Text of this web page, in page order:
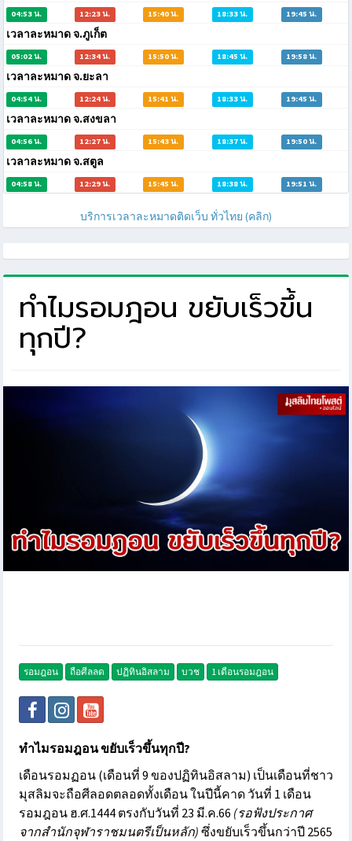
04:53 น. 12:23 น. 15:40 น. 18:33 น. 19:45 น.
เวลาละหมาด จ.ภูเก็ต
05:02 น. 12:34 น. 15:50 น. 18:45 น. 19:58 น.
เวลาละหมาด จ.ยะลา
04:54 น. 12:24 น. 15:41 น. 18:33 น. 19:45 น.
เวลาละหมาด จ.สงขลา
04:56 น. 12:27 น. 15:43 น. 18:37 น. 19:50 น.
เวลาละหมาด จ.สตูล
04:58 น. 12:29 น. 15:45 น. 18:38 น. 19:51 น.
บริการเวลาละหมาดติดเว็บ ทั่วไทย (คลิก)
ทำไมรอมฎอน ขยับเร็วขึ้น
ทุกปี?
รอมฎอน ถือศีลลด ปฏิทินอิสลาม บวช 1 เดือนรอมฎอน
ทำไมรอมฎอน ขยับเร็วขึ้นทุกปี?
เดือนรอมฏอน (เดือนที่ 9 ของปฏิทินอิสลาม) เป็นเดือนที่ชาว
มุสลิมจะถือศีลอดตลอดทั้งเดือน ในปีนี้คาด วันที่ 1 เดือน
รอมฎอน ฮ.ศ.1444 ตรงกับวันที่ 23 มี.ค.66 (รอฟังประกาศ
จากสำนักจุฬาราชมนตรีเป็นหลัก) ซึ่งขยับเร็วขึ้นกว่าปี 2565